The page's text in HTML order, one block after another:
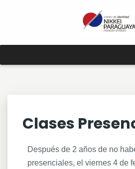
Clases
Después de 2 años de no
presenciales, el viernes 4 de